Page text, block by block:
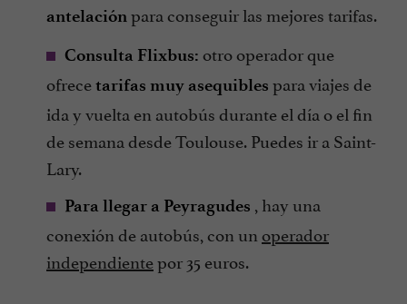
antelaciónpara conseguir las mejores tarifas.
Consulta Flixbus: otro operador que
ofrecetarifas muy asequibles para viajes de
ida y vuelta en autobús durante el día o el fin
de semana desde Toulouse. Puedes ir a Saint-
Lary.
Para llegar a Peyragudes , hay una
conexión de autobús, con un operador
independientepor 35 euros.